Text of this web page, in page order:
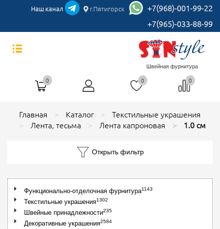
Наш канал г.Пятигорск
+7(968)-001-99-22
+7(965)-033-88-99
Швейная фурнитура
0 0 0
Главная Каталог
Текстильные украшения
Лента, тесьма
Лента капроновая 1.0 см
Открыть фильтр
Функционально-отделочная фурнитура1143
Текстильные украшения1302
Швейные принадлежности235
Декоративные украшения2584